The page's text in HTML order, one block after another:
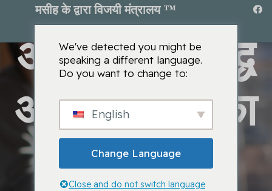
मसीह के द्वारा विजयी मंत्रालय ™
आध्यात्मिक युद्ध
और छुटकारे का
बूट कैंप
We've detected you might be
speaking a different language.
Do you want to change to:
English
Change Language
Close and do not switch language